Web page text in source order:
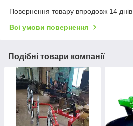
Повернення товару впродовж 14
Всі умови повернення
Подібні товари компанії